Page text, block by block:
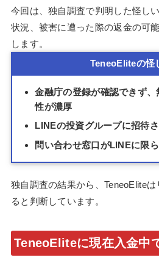
今回は、独自調査で判明した怪し
状況、被害に遭った際の返金の可
します。
TeneoEliteの怪
金融庁の登録が確認できず
性が濃厚
LINEの投資グループに招待
問い合わせ窓口がLINEに限
独自調査の結果から、TeneoElite
ると判断しています。
TeneoEliteに現在入金中